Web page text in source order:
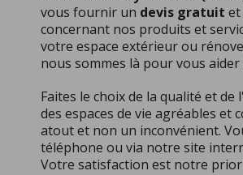
vous fournir un devis gratuit et
concernant nos produits et
votre espace extérieur ou
nous sommes là pour vous
Faites le choix de la qualité et
des espaces de vie agréables et
atout et non un inconvénient.
téléphone ou via notre site
Votre satisfaction est notre